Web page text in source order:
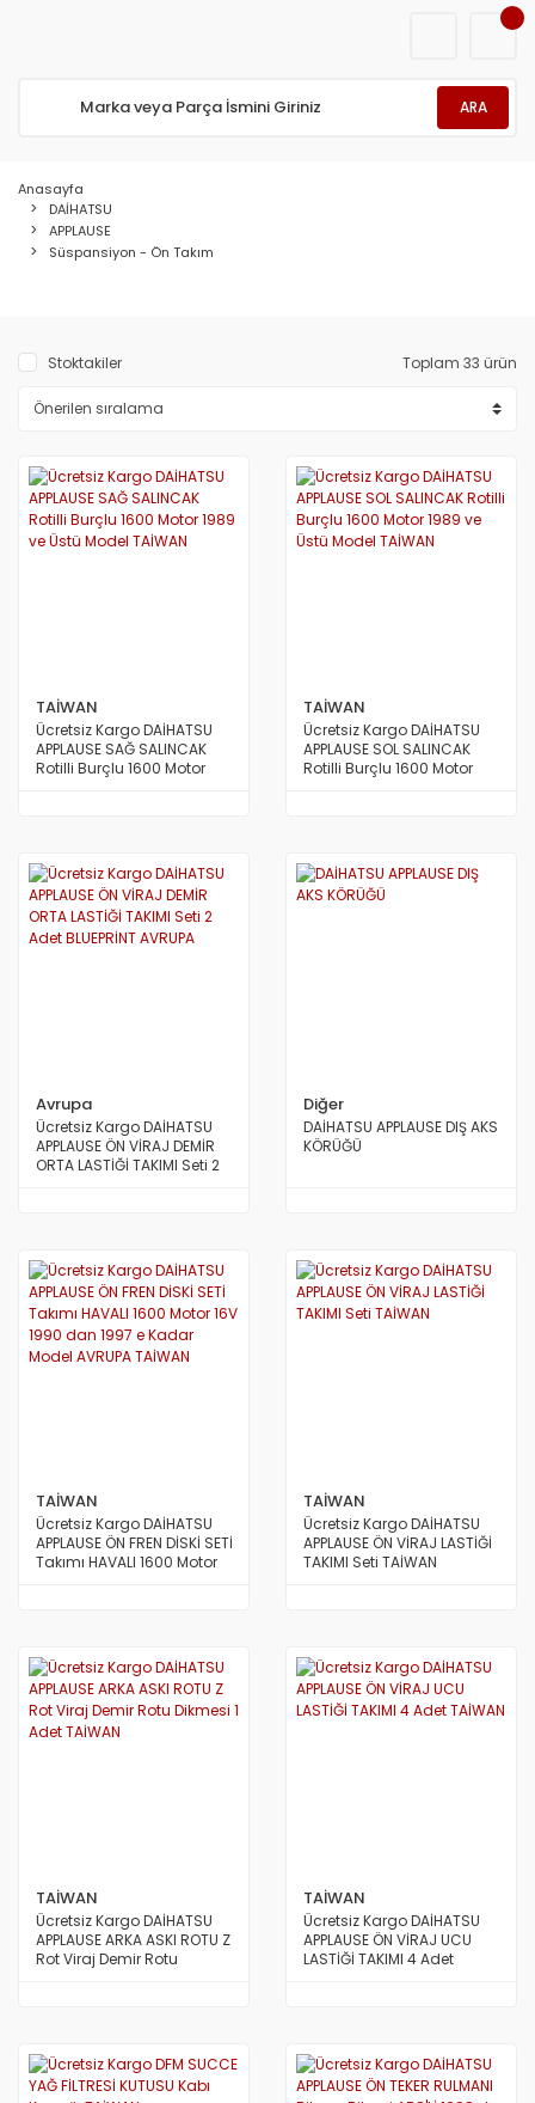
ARA
Anasayfa
DAİHATSU
APPLAUSE
Süspansiyon - Ön Takım
Stoktakiler Toplam 33 ürün
TAİWAN
Ücretsiz Kargo DAİHATSU
APPLAUSE SAĞ SALINCAK
Rotilli Burçlu 1600 Motor
TAİWAN
Ücretsiz Kargo DAİHATSU
APPLAUSE SOL SALINCAK
Rotilli Burçlu 1600 Motor
Avrupa
Ücretsiz Kargo DAİHATSU
APPLAUSE ÖN VİRAJ DEMİR
ORTA LASTİĞİ TAKIMI Seti 2
Diğer
DAİHATSU APPLAUSE DIŞ AKS
KÖRÜĞÜ
TAİWAN
Ücretsiz Kargo DAİHATSU
APPLAUSE ÖN FREN DİSKİ SETİ
Takımı HAVALI 1600 Motor
TAİWAN
Ücretsiz Kargo DAİHATSU
APPLAUSE ÖN VİRAJ LASTİĞİ
TAKIMI Seti TAİWAN
TAİWAN
Ücretsiz Kargo DAİHATSU
APPLAUSE ARKA ASKI ROTU Z
Rot Viraj Demir Rotu
TAİWAN
Ücretsiz Kargo DAİHATSU
APPLAUSE ÖN VİRAJ UCU
LASTİĞİ TAKIMI 4 Adet